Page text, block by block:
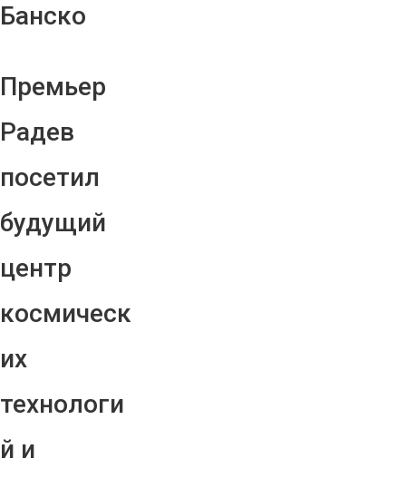
Банско
Премьер
Радев
посетил
будущий
центр
космическ
их
технологи
й и